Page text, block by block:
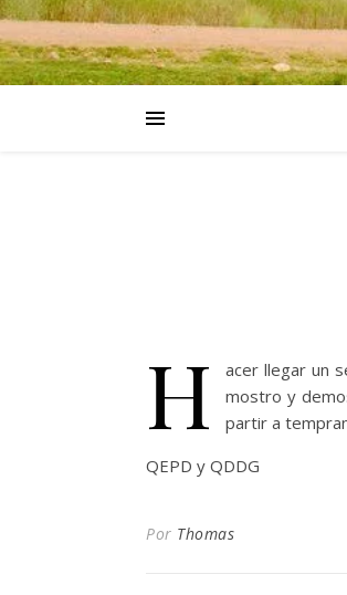
H
acer llegar un
mostro y
partir a
QEPD y QDDG
Por Thomas